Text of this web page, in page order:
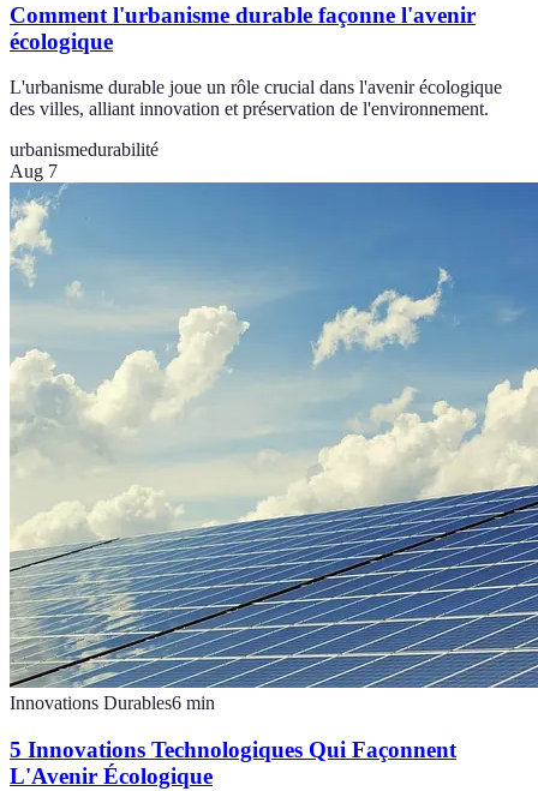
Comment l'urbanisme durable façonne l'avenir
écologique
L'urbanisme durable joue un rôle crucial dans l'avenir écologique
des villes, alliant innovation et préservation de l'environnement.
urbanismedurabilité
Aug 7
Innovations Durables6 min
5 Innovations Technologiques Qui Façonnent
L'Avenir Écologique